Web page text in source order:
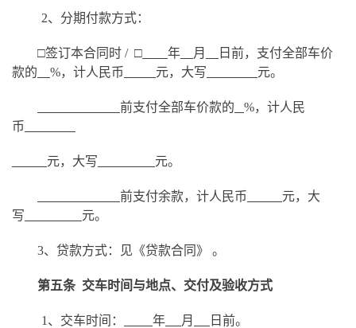
2、分期付款方式：
□签订本合同时 / □ 年 月
日前，支付全部车价
款的
%，计人民币 元，大写 元。
前支付全部车价款的
%，计人民
币
元，大写 元。
前支付余款，计人民币
元，大
写
元。
3、贷款方式：见《贷款合同》 。
第五条 交车时间与地点、交付及验收方式
1、交车时间： 年 月 日前。